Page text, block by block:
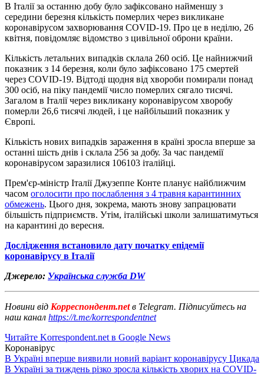
В Італії за останню добу було зафіксовано найменшу з
середини березня кількість померлих через викликане
коронавірусом захворювання COVID-19. Про це в неділю, 26
квітня, повідомляє відомство з цивільної оброни країни.
Кількість летальних випадків склала 260 осіб. Це найнижчий
показник з 14 березня, коли було зафіксовано 175 смертей
через COVID-19. Відтоді щодня від хвороби помирали понад
300 осіб, на піку пандемії число померлих сягало тисячі.
Загалом в Італії через викликану коронавірусом хворобу
померли 26,6 тисячі людей, і це найбільший показник у
Європі.
Кількість нових випадків зараження в країні зросла вперше за
останні шість днів і склала 256 за добу. За час пандемії
коронавірусом заразилися 106103 італійці.
Прем'єр-міністр Італії Джузеппе Конте планує найближчим
часом оголосити про послаблення з 4 травня карантинних
обмежень. Цього дня, зокрема, мають знову запрацювати
більшість підприємств. Утім, італійські школи залишатимуться
на карантині до вересня.
Дослідження встановило дату початку епідемії
коронавірусу в Італії
Джерело: Українська служба DW
Новини від Корреспондент.netв Telegram. Підписуйтесь на
наш канал https://t.me/korrespondentnet
Читайте Korrespondent.net в Google News
Коронавірус
В Україні вперше виявили новий варіант коронавірусу Цикада
В Україні за тиждень різко зросла кількість хворих на COVID-